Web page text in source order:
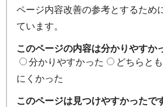
ページ内容改善の参考とするため
ています。
このページの内容は分かりやすか
分かりやすかった
どちらと
にくかった
このページは見つけやすかったで